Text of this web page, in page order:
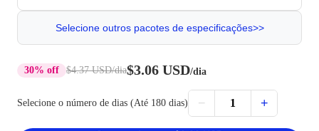
Selecione outros pacotes de especificações>>
30% off $4.37 USD/dia$3.06 USD/dia
Selecione o número de dias (Até 180 dias) − 1 +